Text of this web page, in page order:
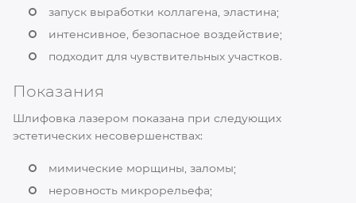
запуск выработки коллагена, эластина;
интенсивное, безопасное воздействие;
подходит для чувствительных участков.
Показания
Шлифовка лазером показана при следующих
эстетических несовершенствах:
мимические морщины, заломы;
неровность микрорельефа;